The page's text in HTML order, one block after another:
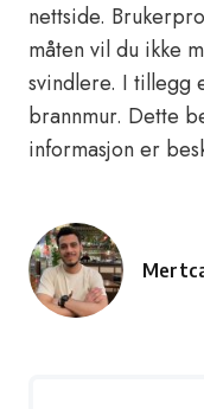
nettside.
måten vil du ikke
svindlere. I tillegg
brannmur. Dette
informasjon er
Posted